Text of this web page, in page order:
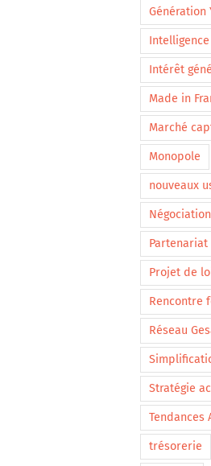
Génération
Intérêt
Made in
Marché
Monopole
nouveaux
Négociation
Partenariat
Projet de
Rencontre
Réseau
Stratégie
Tendances
trésorerie